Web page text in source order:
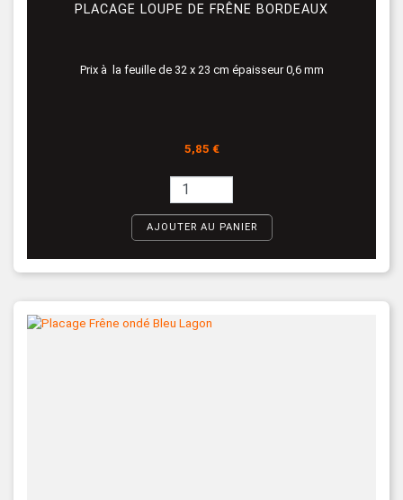
PLACAGE LOUPE DE FRÊNE BORDEAUX
Prix à la feuille de 32 x 23 cm épaisseur 0,6 mm
Prix
5,85 €
AJOUTER AU PANIER